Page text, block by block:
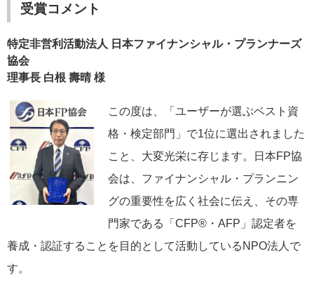
受賞コメント
特定非営利活動法人 日本ファイナンシャル・プランナーズ
協会
理事長 白根 壽晴 様
この度は、「ユーザーが選ぶベスト資
格・検定部門」で1位に選出されました
こと、大変光栄に存じます。日本FP協
会は、ファイナンシャル・プランニン
グの重要性を広く社会に伝え、その専
門家である「CFP®・AFP」認定者を
養成・認証することを目的として活動しているNPO法人で
す。